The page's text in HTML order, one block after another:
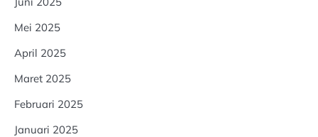
Mei 2025
April 2025
Maret 2025
Februari 2025
Januari 2025